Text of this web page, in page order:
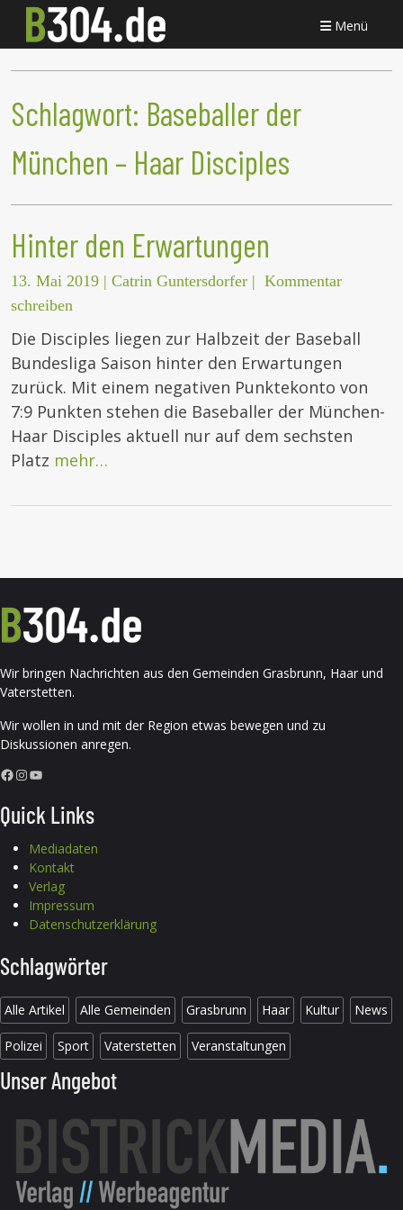
Menü
Schlagwort: Baseballer der
München – Haar Disciples
Hinter den Erwartungen
13. Mai 2019 | Catrin Guntersdorfer | Kommentar
schreiben
Die Disciples liegen zur Halbzeit der Baseball
Bundesliga Saison hinter den Erwartungen
zurück. Mit einem negativen Punktekonto von
7:9 Punkten stehen die Baseballer der München-
Haar Disciples aktuell nur auf dem sechsten
Platz mehr…
Wir bringen Nachrichten aus den Gemeinden Grasbrunn, Haar und
Vaterstetten.
Wir wollen in und mit der Region etwas bewegen und zu
Diskussionen anregen.
Facebook InstagramYouTube
Quick Links
Mediadaten
Kontakt
Verlag
Impressum
Datenschutzerklärung
Schlagwörter
Alle Artikel Alle Gemeinden Grasbrunn Haar Kultur News
Polizei Sport Vaterstetten Veranstaltungen
Unser Angebot